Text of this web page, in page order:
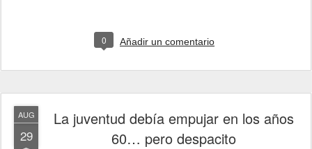
0 Añadir un comentario
AUG
29
La juventud debía empujar en los años
60… pero despacito